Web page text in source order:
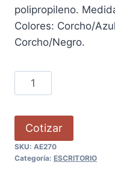
polipropileno.
Colores: Corcho/
Corcho/Negro.
Cotizar
SKU: AE270
Categoría: ESCRITORIO